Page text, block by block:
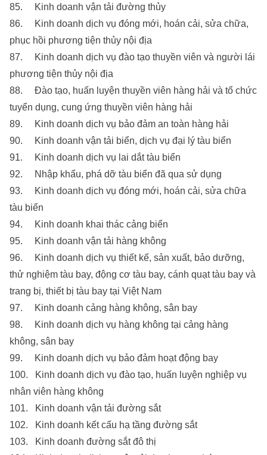
85. Kinh doanh vận tải đường thủy
86. Kinh doanh dịch vụ đóng mới, hoán cải, sửa chữa,
phục hồi phương tiện thủy nội địa
87. Kinh doanh dịch vụ đào tạo thuyền viên và người lái
phương tiện thủy nội địa
88. Đào tạo, huấn luyện thuyền viên hàng hải và tổ chức
tuyển dụng, cung ứng thuyền viên hàng hải
89. Kinh doanh dịch vụ bảo đảm an toàn hàng hải
90. Kinh doanh vận tải biển, dịch vụ đại lý tàu biển
91. Kinh doanh dịch vụ lai dắt tàu biển
92. Nhập khẩu, phá dỡ tàu biển đã qua sử dụng
93. Kinh doanh dịch vụ đóng mới, hoán cải, sửa chữa
tàu biển
94. Kinh doanh khai thác cảng biển
95. Kinh doanh vận tải hàng không
96. Kinh doanh dịch vụ thiết kế, sản xuất, bảo dưỡng,
thử nghiệm tàu bay, động cơ tàu bay, cánh quạt tàu bay và
trang bị, thiết bị tàu bay tại Việt Nam
97. Kinh doanh cảng hàng không, sân bay
98. Kinh doanh dịch vụ hàng không tại cảng hàng
không, sân bay
99. Kinh doanh dịch vụ bảo đảm hoạt động bay
100. Kinh doanh dịch vụ đào tạo, huấn luyện nghiệp vụ
nhân viên hàng không
101. Kinh doanh vận tải đường sắt
102. Kinh doanh kết cấu hạ tầng đường sắt
103. Kinh doanh đường sắt đô thị